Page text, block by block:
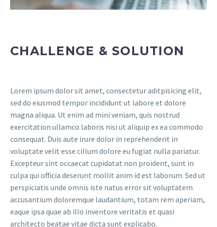
CHALLENGE & SOLUTION
Lorem ipsum dolor sit amet, consectetur aditpisicing elit,
sed do eiusmod tempor incididunt ut labore et dolore
magna aliqua. Ut enim ad mini veniam, quis nostrud
exercitation ullamco laboris nisi ut aliquip ex ea commodo
consequat. Duis aute irure dolor in reprehenderit in
voluptate velit esse cillum dolore eu fugiat nulla pariatur.
Excepteur sint occaecat cupidatat non proident, sunt in
culpa qui officia deserunt mollit anim id est laborum. Sed ut
perspiciatis unde omnis iste natus error sit voluptatem
accusantium doloremque laudantium, totam rem aperiam,
eaque ipsa quae ab illo inventore veritatis et quasi
architecto beatae vitae dicta sunt explicabo.